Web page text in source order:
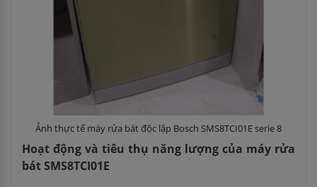
Ảnh thực tế máy rửa bát độc lập Bosch SMS8TCI01E serie 8
Hoạt động và tiêu thụ năng lượng của máy rửa
bát SMS8TCI01E